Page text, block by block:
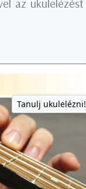
az ukulelézést
Tanulj ukulelézni!